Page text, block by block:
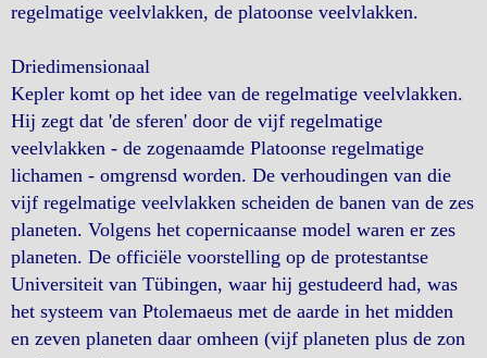
regelmatige veelvlakken, de platoonse veelvlakken.
Driedimensionaal
Kepler komt op het idee van de regelmatige veelvlakken.
Hij zegt dat 'de sferen' door de vijf regelmatige
veelvlakken - de zogenaamde Platoonse regelmatige
lichamen - omgrensd worden. De verhoudingen van die
vijf regelmatige veelvlakken scheiden de banen van de zes
planeten. Volgens het copernicaanse model waren er zes
planeten. De officiële voorstelling op de protestantse
Universiteit van Tübingen, waar hij gestudeerd had, was
het systeem van Ptolemaeus met de aarde in het midden
en zeven planeten daar omheen (vijf planeten plus de zon